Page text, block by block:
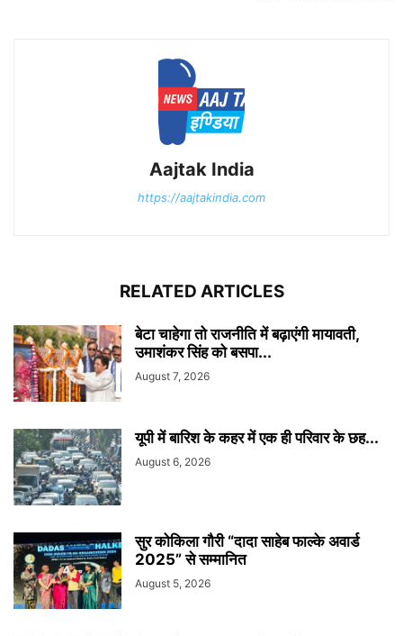
Aajtak India
https://aajtakindia.com
RELATED ARTICLES
बेटा चाहेगा तो राजनीति में बढ़ाएंगी मायावती,
उमाशंकर सिंह को बसपा...
August 7, 2026
यूपी में बारिश के कहर में एक ही परिवार के छह...
August 6, 2026
सुर कोकिला गौरी “दादा साहेब फाल्के अवार्ड
2025” से सम्मानित
August 5, 2026